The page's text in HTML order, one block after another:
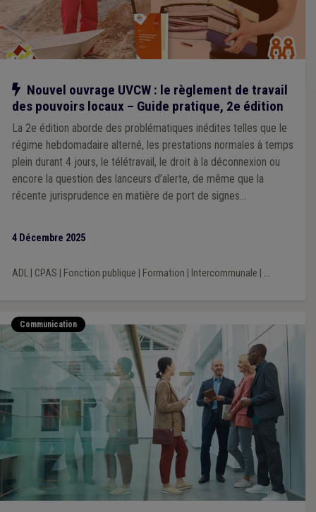
Notre action
Nouvel ouvrage UVCW : le règlement de travail
des pouvoirs locaux – Guide pratique, 2e édition
La 2e édition aborde des problématiques inédites telles que le
régime hebdomadaire alterné, les prestations normales à temps
plein durant 4 jours, le télétravail, le droit à la déconnexion ou
encore la question des lanceurs d’alerte, de même que la
récente jurisprudence en matière de port de signes
nouveau modèle de règlement de télétravail.
4 Décembre 2025
ADL| CPAS Fonction publique Formation Intercommunale ...
Communication